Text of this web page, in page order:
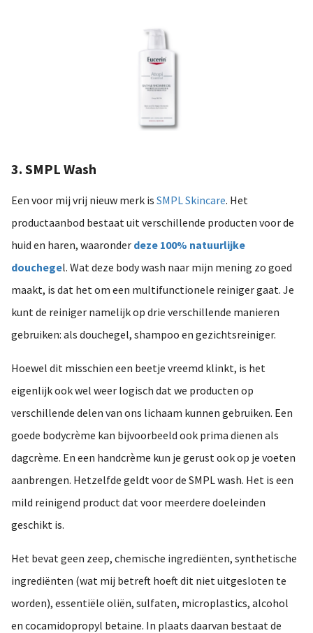
3. SMPL Wash
Een voor mij vrij nieuw merk is SMPL Skincare. Het
productaanbod bestaat uit verschillende producten voor de
huid en haren, waaronder deze 100% natuurlijke
douchegel. Wat deze body wash naar mijn mening zo goed
maakt, is dat het om een multifunctionele reiniger gaat. Je
kunt de reiniger namelijk op drie verschillende manieren
gebruiken: als douchegel, shampoo en gezichtsreiniger.
Hoewel dit misschien een beetje vreemd klinkt, is het
eigenlijk ook wel weer logisch dat we producten op
verschillende delen van ons lichaam kunnen gebruiken. Een
goede bodycrème kan bijvoorbeeld ook prima dienen als
dagcrème. En een handcrème kun je gerust ook op je voeten
aanbrengen. Hetzelfde geldt voor de SMPL wash. Het is een
mild reinigend product dat voor meerdere doeleinden
geschikt is.
Het bevat geen zeep, chemische ingrediënten, synthetische
ingrediënten (wat mij betreft hoeft dit niet uitgesloten te
worden), essentiële oliën, sulfaten, microplastics, alcohol
en cocamidopropyl betaine. In plaats daarvan bestaat de